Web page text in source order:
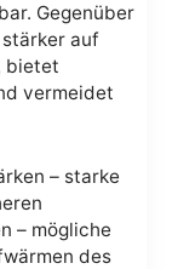
Gegenüber
auf
bietet
vermeidet
– starke
– mögliche
des